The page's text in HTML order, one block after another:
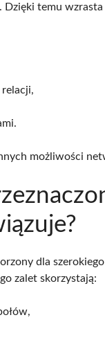
temu
możliwości
dla
zalet skorzystają: